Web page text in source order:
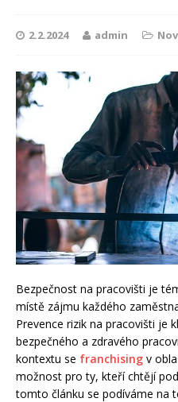
2.2.2024 admin
Bezpečnost na pracovišti je
místě zájmu každého
Prevence rizik na pracovišti je
bezpečného a zdravého
kontextu se franchising v
možnost pro ty, kteří chtějí
tomto článku se podíváme na